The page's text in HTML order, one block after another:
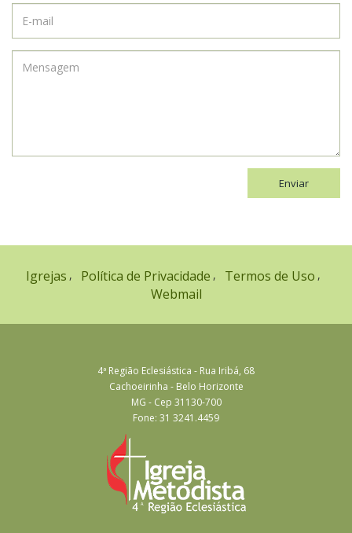
Enviar
Igrejas Política de Privacidade
Termos de Uso
Webmail
4ª Região Eclesiástica - Rua Iribá, 68
Cachoeirinha - Belo Horizonte
MG - Cep 31130-700
Fone: 31 3241.4459